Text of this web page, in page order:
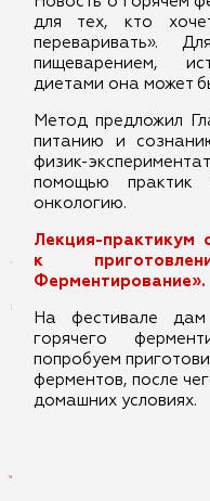
для тех, кто
переваривать».
пищеварением,
диетами она может
Метод предложил
питанию и
физик-
помощью
онкологию.
Лекция-практикум
к
Ферментирование».
На фестивале
горячего
попробуем
ферментов, после
домашних условиях.